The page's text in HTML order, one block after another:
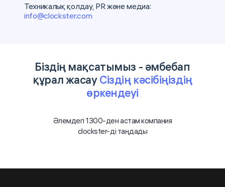
Техникалық қолдау, PR және медиа:
info@clockster.com
Біздің мақсатымыз - әмбебап
құрал жасауСіздің кәсібіңіздің
өркендеуі
Әлемдегі 1300-ден астам компания
clockster-ді таңдады